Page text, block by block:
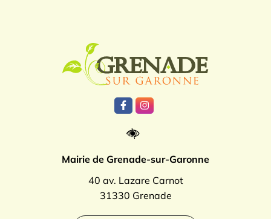
Lien vers le compte Facebook
Lien vers le compte
Mairie de Grenade-sur-Garonne
40 av. Lazare Carnot
31330 Grenade